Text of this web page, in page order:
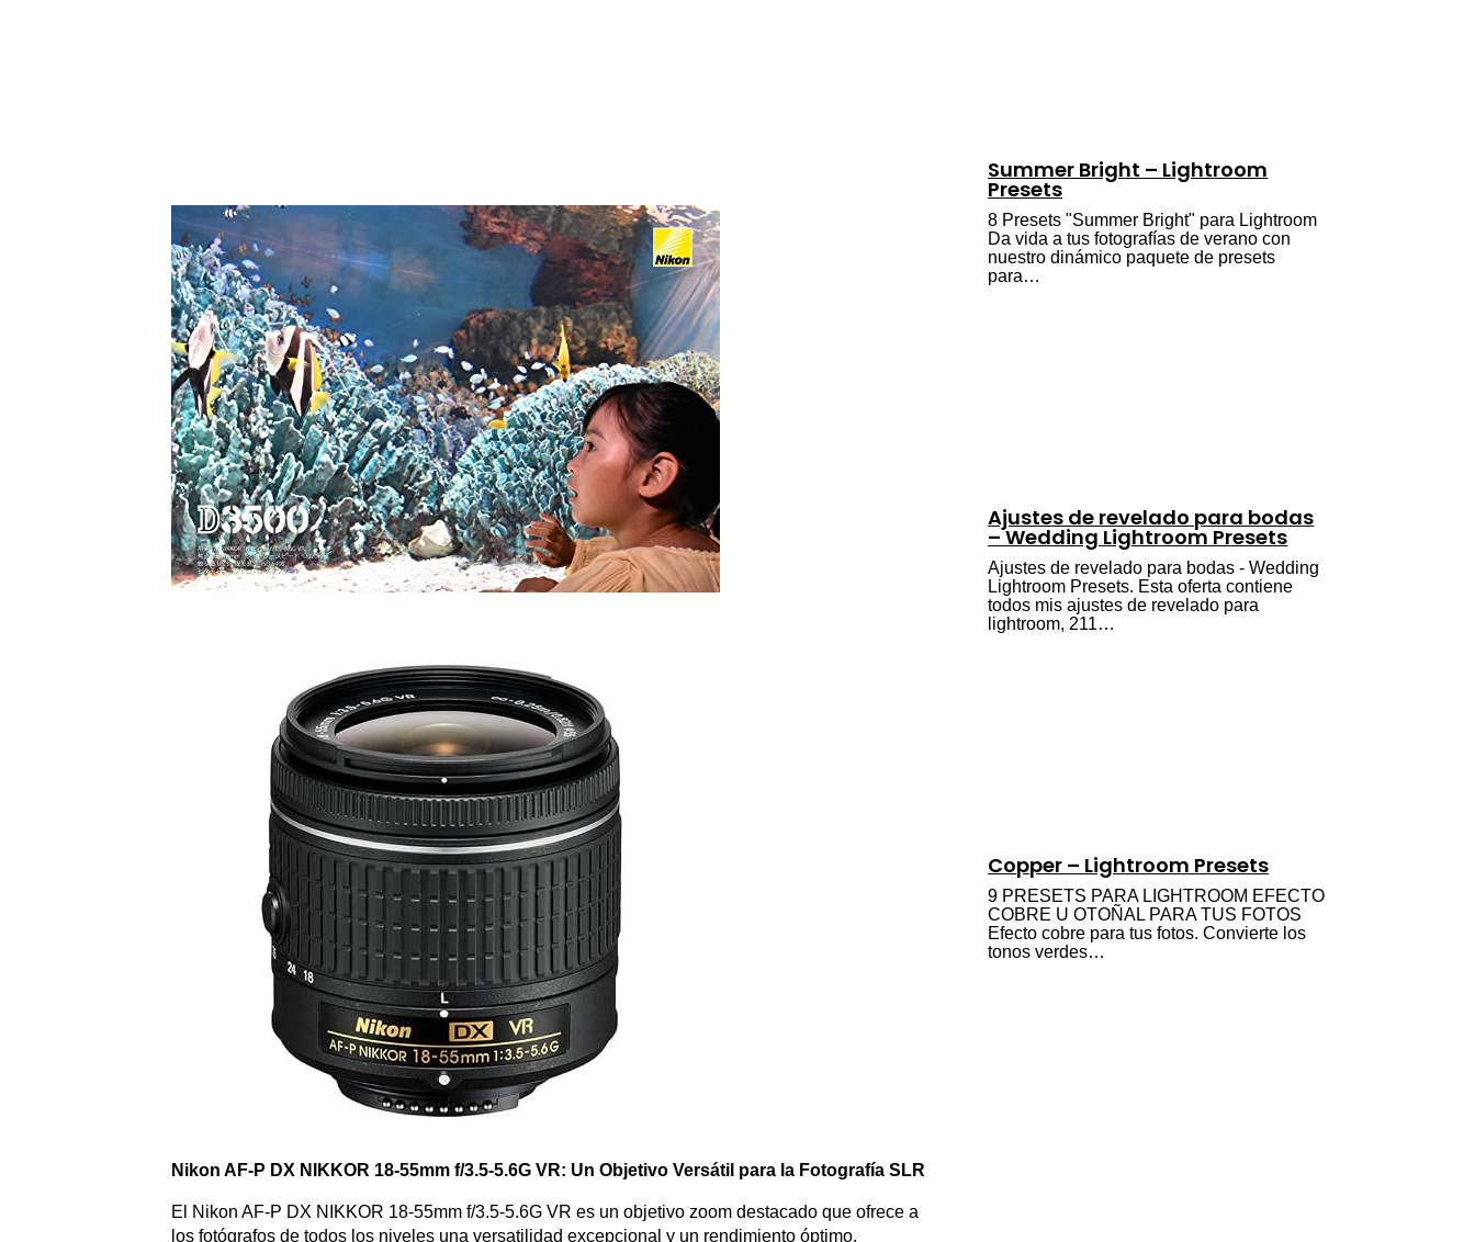
Nikon AF-P DX NIKKOR 18-55mm f/3.5-5.6G VR: Un Objetivo Versátil para la Fotografía SLR
El Nikon AF-P DX NIKKOR 18-55mm f/3.5-5.6G VR es un objetivo zoom destacado que ofrece a
los fotógrafos de todos los niveles una versatilidad excepcional y un rendimiento óptimo.
Summer Bright – Lightroom
Presets
8 Presets "Summer Bright" para Lightroom
Da vida a tus fotografías de verano con
nuestro dinámico paquete de presets
para…
Ajustes de revelado para bodas
– Wedding Lightroom Presets
Ajustes de revelado para bodas - Wedding
Lightroom Presets. Esta oferta contiene
todos mis ajustes de revelado para
lightroom, 211…
Copper – Lightroom Presets
9 PRESETS PARA LIGHTROOM EFECTO
COBRE U OTOÑAL PARA TUS FOTOS
Efecto cobre para tus fotos. Convierte los
tonos verdes…